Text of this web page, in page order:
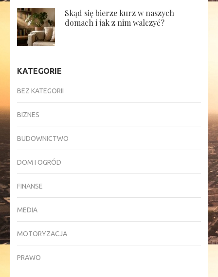
Skąd się bierze kurz w naszych
domach i jak z nim walczyć?
KATEGORIE
BEZ KATEGORII
BIZNES
BUDOWNICTWO
DOM I OGRÓD
FINANSE
MEDIA
MOTORYZACJA
PRAWO